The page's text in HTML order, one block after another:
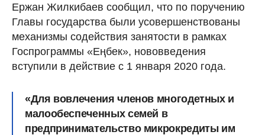
Ержан Жилкибаев сообщил, что по поручению
Главы государства были усовершенствованы
механизмы содействия занятости в рамках
Госпрограммы «Еңбек», нововведения
вступили в действие с 1 января 2020 года.
«Для вовлечения членов многодетных и
малообеспеченных семей в
предпринимательство микрокредиты им